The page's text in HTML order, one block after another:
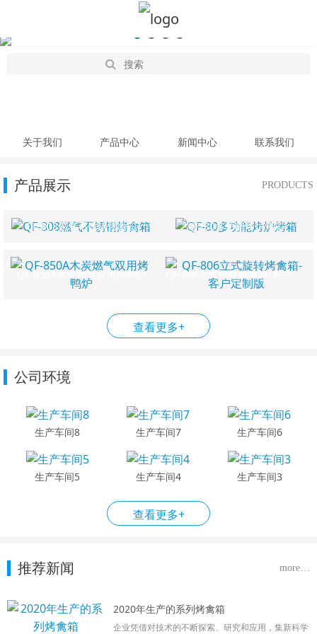
关于我们 产品中心 新闻中心 联系我们
产品展示 PRODUCTS
QF-808燃气不锈钢烤禽箱 QF-80多功能烤炉烤箱
QF-850A木炭燃气双用烤鸭炉 QF-806立式旋转烤禽箱-客户定制版
查看更多+
公司环境
生产车间8 生产车间7 生产车间6
生产车间5 生产车间4 生产车间3
查看更多+
推荐新闻 more…
2020年生产的系列烤禽箱
企业凭借对技术的不断探索、研究和应用，集新科学